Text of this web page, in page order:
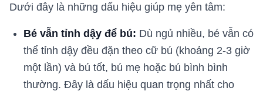
Dưới đây là những dấu hiệu giúp mẹ yên tâm:
Bé vẫn tỉnh dậy để bú: Dù ngủ nhiều, bé vẫn có
thể tỉnh dậy đều đặn theo cữ bú (khoảng 2-3 giờ
một lần) và bú tốt, bú mẹ hoặc bú bình bình
thường. Đây là dấu hiệu quan trọng nhất cho